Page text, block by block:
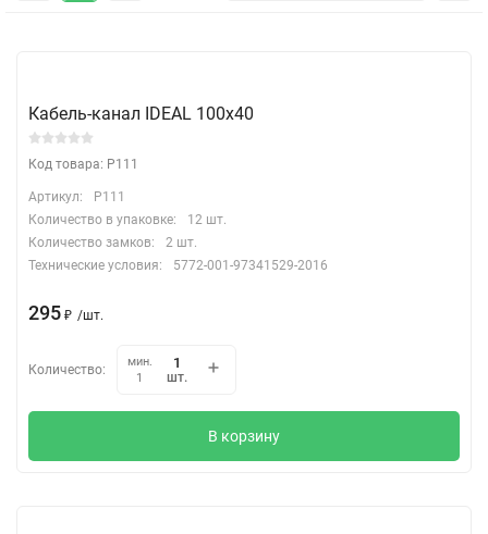
Кабель-канал IDEAL 100х40
Код товара: P111
Артикул:
P111
Количество в упаковке:
12 шт.
Количество замков:
2 шт.
Технические условия:
5772-001-97341529-2016
295 ₽ /шт.
Количество:
мин.
1
шт.
В корзину